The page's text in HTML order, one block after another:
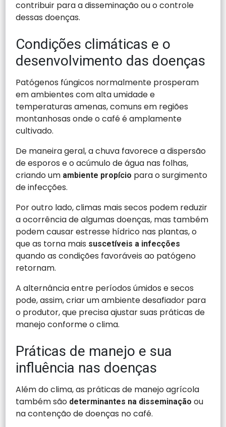
contribuir para a disseminação ou o controle
dessas doenças.
Condições climáticas e o
desenvolvimento das doenças
Patógenos fúngicos normalmente prosperam
em ambientes com alta umidade e
temperaturas amenas, comuns em regiões
montanhosas onde o café é amplamente
cultivado.
De maneira geral, a chuva favorece a dispersão
de esporos e o acúmulo de água nas folhas,
criando um ambiente propício para o surgimento
de infecções.
Por outro lado, climas mais secos podem reduzir
a ocorrência de algumas doenças, mas também
podem causar estresse hídrico nas plantas, o
que as torna mais suscetíveis a infecções
quando as condições favoráveis ao patógeno
retornam.
A alternância entre períodos úmidos e secos
pode, assim, criar um ambiente desafiador para
o produtor, que precisa ajustar suas práticas de
manejo conforme o clima.
Práticas de manejo e sua
influência nas doenças
Além do clima, as práticas de manejo agrícola
também são determinantes na disseminação ou
na contenção de doenças no café.